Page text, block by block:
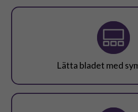
In English
Lätta bladet med